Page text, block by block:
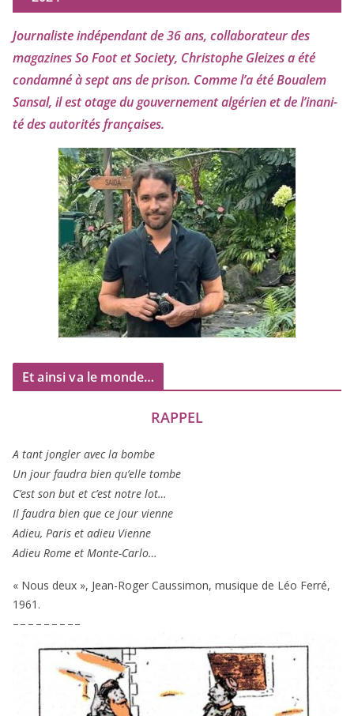
Journaliste indé­pen­dant de36ans, col­la­bo­ra­teur des
maga­zines So Foot et Society, Christophe Gleizesa été
condam­né à sept ans de pri­son. Comme l’a été Boualem
Sansal, il est otage du gou­ver­ne­ment algé­rien et de l’i­na­ni­
té des auto­ri­tés françaises.
Et ainsi va le monde…
RAPPEL
A tant jon­gler avec la bombe
Un jour fau­dra bien qu’elle tombe
C’est son but et c’est notre lot…
Il fau­dra bien que ce jour vienne
Adieu, Paris et adieu Vienne
Adieu Rome et Monte-Carlo…
« Nous deux », Jean-Roger Caussimon, musique de Léo Ferré,
1961 .
– – – – – – – – –